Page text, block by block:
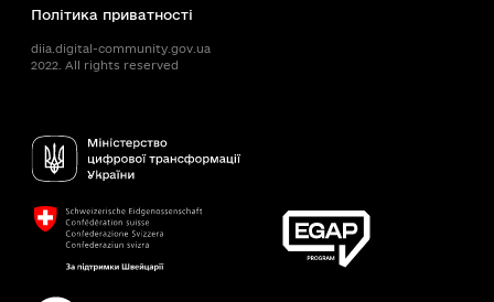
Пошук
Політика приватності
diia.digital-community.gov.ua
2022. All rights reserved